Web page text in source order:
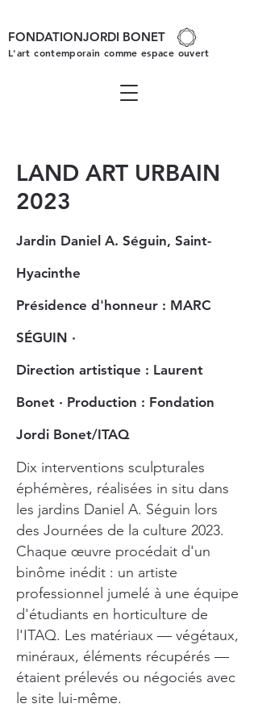
L'art contemporain comme espace ouvert
FONDATIONJORDI BONET
LAND ART URBAIN
2023
Jardin Daniel A. Séguin, Saint-
Hyacinthe
Présidence d'honneur : MARC
SÉGUIN ·
Direction artistique : Laurent
Bonet · Production : Fondation
Jordi Bonet​​/ITAQ
Dix interventions sculpturales
éphémères, réalisées in situ dans
les jardins Daniel A. Séguin lors
des Journées de la culture 2023.
Chaque œuvre procédait d'un
binôme inédit : un artiste
professionnel jumelé à une équipe
d'étudiants en horticulture de
l'ITAQ. Les matériaux — végétaux,
minéraux, éléments récupérés —
étaient prélevés ou négociés avec
le site lui-même.